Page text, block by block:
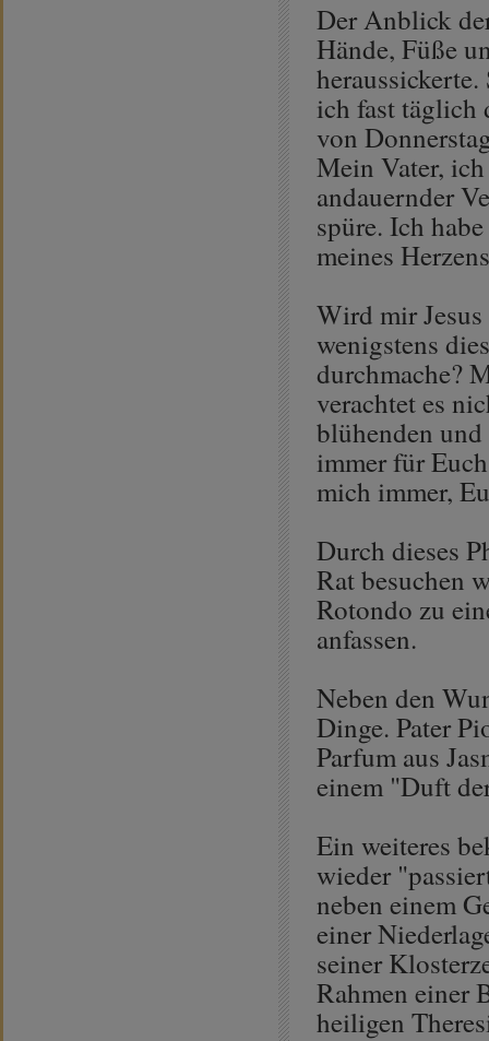
Der Anblick
Hände, Füße
ich fast täglich
von
Mein Vater,
andauernder
spüre. Ich
meines
Wird mir
wenigstens
durchmache?
verachtet es
blühenden
immer für
mich immer,
Durch dieses
Rat besuchen
Rotondo zu
anfassen.
Neben den
Dinge. Pater
Parfum aus
einem "Duft
Ein weiteres
wieder
neben einem
einer
seiner
Rahmen einer
heiligen